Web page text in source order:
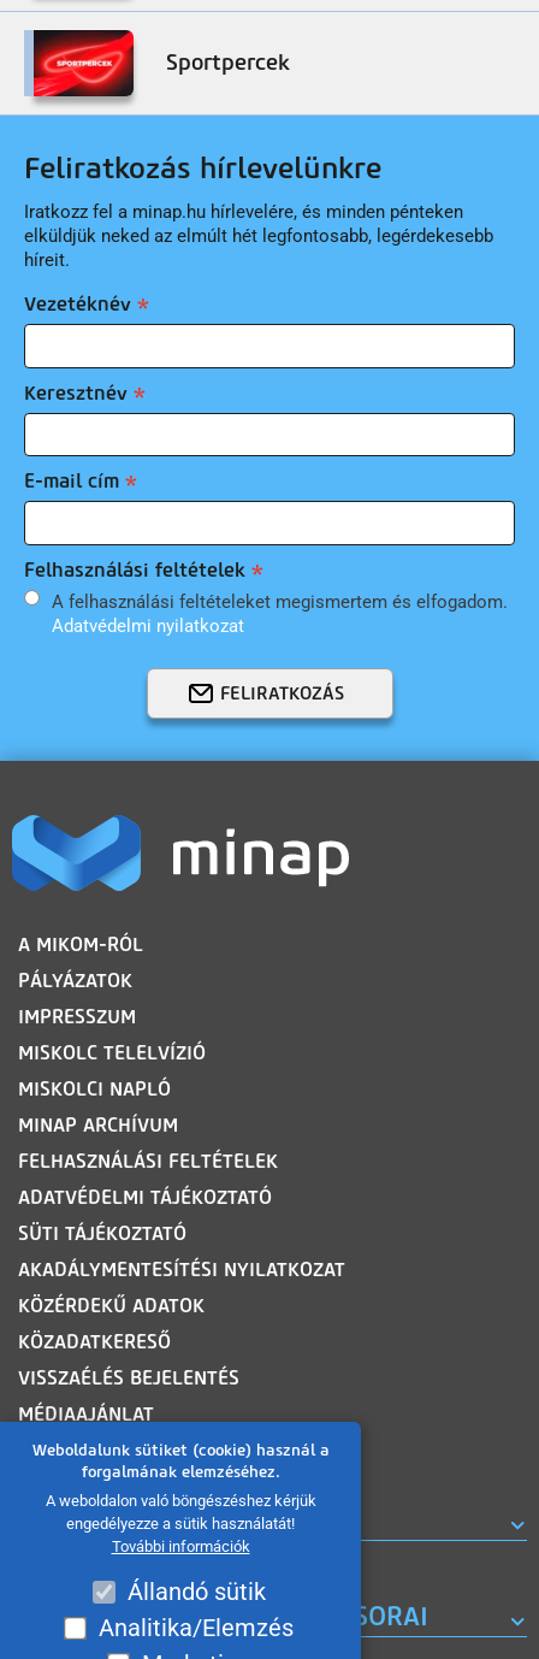
Weboldalunk sütiket (cookie) használ a
forgalmának elemzéséhez.
A weboldalon való böngészéshez kérjük
engedélyezze a sütik használatát!
További információk
Állandó sütik
Analitika/Elemzés
Sportpercek
Feliratkozás hírlevelünkre
Iratkozz fel a minap.hu hírlevelére, és minden pénteken
elküldjük neked az elmúlt hét legfontosabb, legérdekesebb
híreit.
Vezetéknév
Keresztnév
E-mail cím
Felhasználási feltételek
A felhasználási feltételeket megismertem és elfogadom.
Adatvédelmi nyilatkozat
FELIRATKOZÁS
LÁBLÉC
A MIKOM-RÓL
PÁLYÁZATOK
IMPRESSZUM
MISKOLC TELELVÍZIÓ
MISKOLCI NAPLÓ
MINAP ARCHÍVUM
FELHASZNÁLÁSI FELTÉTELEK
ADATVÉDELMI TÁJÉKOZTATÓ
SÜTI TÁJÉKOZTATÓ
AKADÁLYMENTESÍTÉSI NYILATKOZAT
KÖZÉRDEKŰ ADATOK
KÖZADATKERESŐ
VISSZAÉLÉS BEJELENTÉS
MÉDIAAJÁNLAT
OLDALTÉRKÉP
ROVATOK
A MISKOLC TV KORÁBBI MŰSORAI